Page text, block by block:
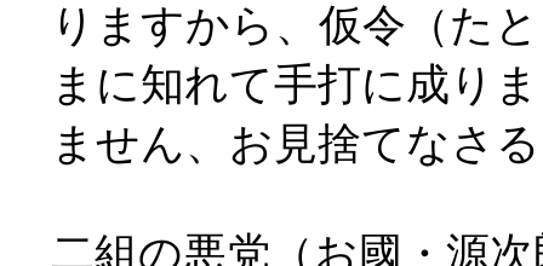
りますから、仮令（た
まに知れて手打に成り
ません、お見捨てなさ
二組の悪党（お國・源